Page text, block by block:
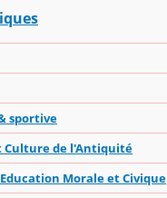
sportive
Culture de l'Antiquité
Morale et Civique